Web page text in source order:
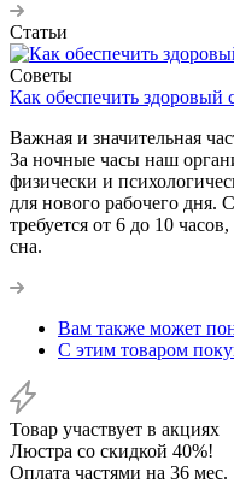
Статьи
Советы
Как обеспечить здоровый
Важная и значительная
За ночные часы наш
физически и
для нового рабочего дня.
требуется от 6 до 10
сна.
Вам также может
С этим товаром
Товар участвует в акциях
Люстра со скидкой 40%!
Оплата частями на 36 мес.